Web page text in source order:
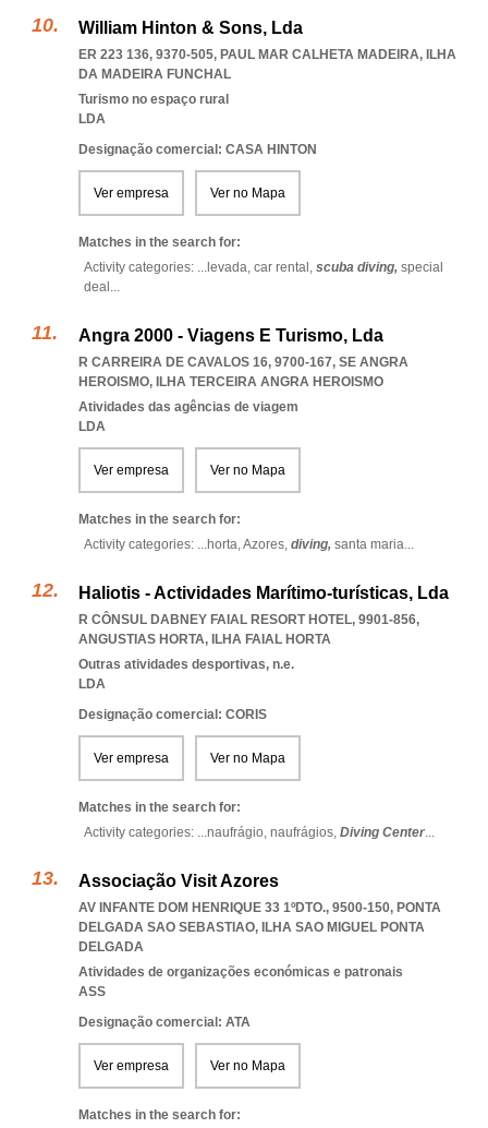
William Hinton & Sons, Lda
ER 223 136, 9370-505, PAUL MAR CALHETA MADEIRA, ILHA
DA MADEIRA FUNCHAL
Turismo no espaço rural
LDA
Designação comercial: CASA HINTON
Ver empresa Ver no Mapa
Matches in the search for:
Activity categories: ... levada, car rental, scuba diving, special
deal ...
Angra 2000 - Viagens E Turismo, Lda
R CARREIRA DE CAVALOS 16, 9700-167, SE ANGRA
HEROISMO, ILHA TERCEIRA ANGRA HEROISMO
Atividades das agências de viagem
LDA
Ver empresa Ver no Mapa
Matches in the search for:
Activity categories: ...horta,Azores, diving, santa maria...
Haliotis - Actividades Marítimo-turísticas, Lda
R CÔNSUL DABNEY FAIAL RESORT HOTEL, 9901-856,
ANGUSTIAS HORTA, ILHA FAIAL HORTA
Outras atividades desportivas, n.e.
LDA
Designação comercial: CORIS
Ver empresa Ver no Mapa
Matches in the search for:
Activity categories: ...naufrágio, naufrágios, Diving Center...
Associação Visit Azores
AV INFANTE DOM HENRIQUE 33 1ºDTO., 9500-150, PONTA
DELGADA SAO SEBASTIAO, ILHA SAO MIGUEL PONTA
DELGADA
Atividades de organizações económicas e patronais
ASS
Designação comercial: ATA
Ver empresa Ver no Mapa
Matches in the search for: